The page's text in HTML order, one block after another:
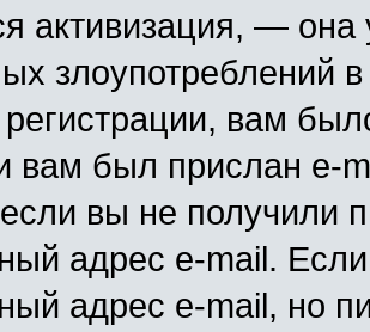
активизация, —
злоупотреблений
вам
вам был прислан e-
вы не получили
адрес e-mail.
адрес e-mail, но